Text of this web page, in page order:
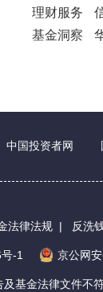
理财服务
基金洞察
中国投资者网
法律法规 | 反洗
-1 京公网
基金法律文件不